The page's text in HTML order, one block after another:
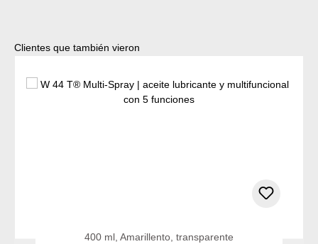
Omitir la galería de productos
Clientes que también vieron
400 ml, Amarillento, transparente